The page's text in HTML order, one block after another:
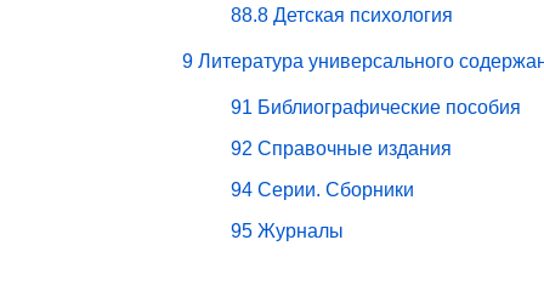
88.8 Детская психология
9 Литература универсального
91 Библиографические пособия
92 Справочные издания
94 Серии. Сборники
95 Журналы